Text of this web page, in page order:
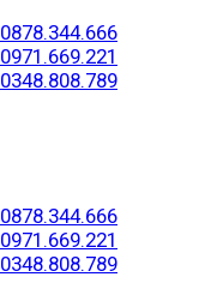
0878.344.666
0971.669.221
0348.808.789
0878.344.666
0971.669.221
0348.808.789